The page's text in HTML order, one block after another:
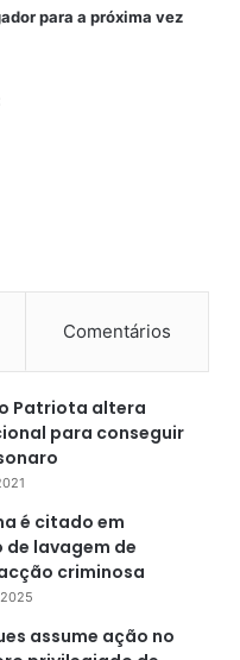
para a próxima vez
Comentários
Patriota altera
para conseguir
é citado em
lavagem de
criminosa
assume ação no